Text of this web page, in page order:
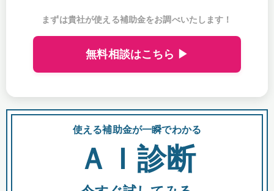
まずは貴社が使える補助金をお調べいたします！
無料相談はこちら ▶
使える補助金が一瞬でわかる
ＡＩ診断